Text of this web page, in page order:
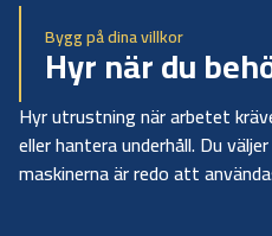
Bygg på dina villkor
Hyr när du
Hyr utrustning när arbetet
eller hantera underhåll. Du
maskinerna är redo att